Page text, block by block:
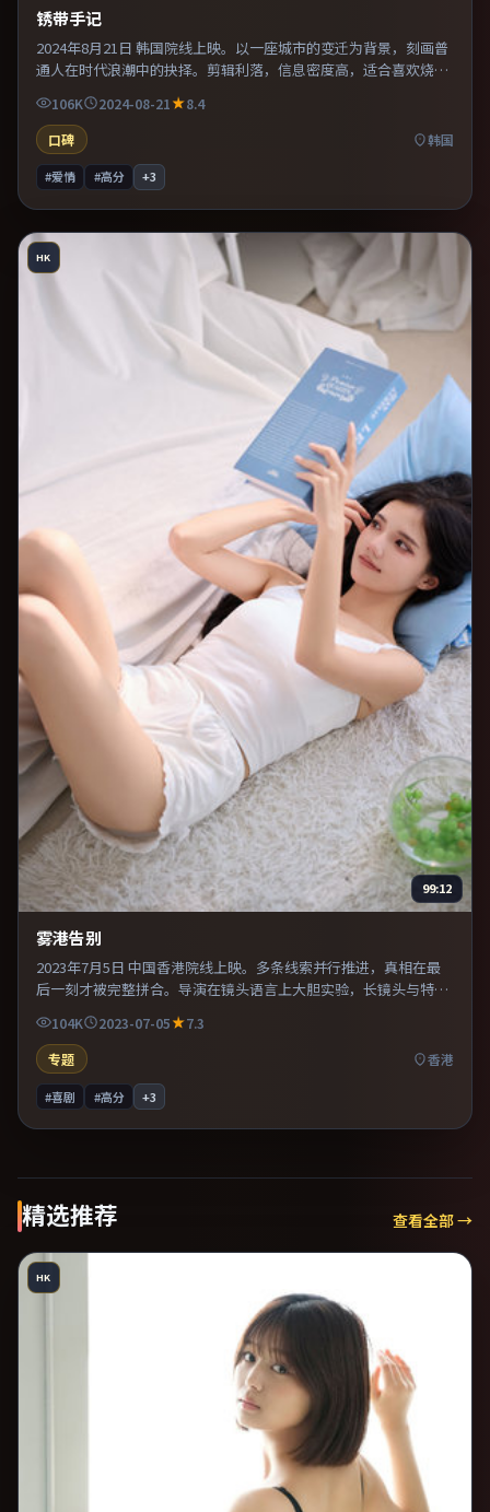
锈带手记
2024年8月21日 韩国院线上映。以一座城市的变迁为背景，刻画普
通人在时代浪潮中的抉择。剪辑利落，信息密度高，适合喜欢烧脑
与推理的观众。整体完成度较高，适合周末一口气看完。
106K 2024-08-21
8.4
口碑
韩国
#爱情 #高分 +3
HK
99:12
雾港告别
2023年7月5日 中国香港院线上映。多条线索并行推进，真相在最
后一刻才被完整拼合。导演在镜头语言上大胆实验，长镜头与特写
交替强化压迫感。适合喜欢现实主义题材的观众，情绪后劲较足。
104K 2023-07-05
7.3
专题
香港
#喜剧 #高分 +3
精选推荐 查看全部 →
HK